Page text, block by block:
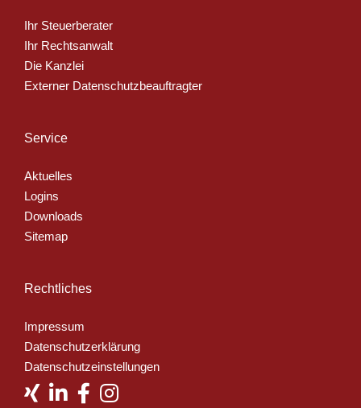
Ihr Steuerberater
Ihr Rechtsanwalt
Die Kanzlei
Externer Datenschutzbeauftragter
Service
Aktuelles
Logins
Downloads
Sitemap
Rechtliches
Impressum
Datenschutzerklärung
Datenschutzeinstellungen